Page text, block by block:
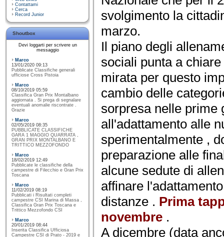
Contattami
Cerca
Record Junior
Shoutbox
Devi loggarti per scrivere un
messaggio
Marco
13/01/2020 09:13
Pubblicate Classifiche generali
ufficiose Cross Pistoia
Marco
08/10/2019 05:59
Classifica Gran Prix Montalbano
aggiornata . Si prega di segnalare
eventuali anomalie riscontrate .
Grazie
Marco
02/05/2019 08:35
PUBBLICATE CLASSIFICHE
GARA 1 MAGGIO QUARRATA ,
GRAN PRIX MONTALBANO E
TRITTICO MEZZOFONDO
Marco
18/02/2019 12:49
Pubblicate le classifiche della
campestre di Filecchio e Gran Prix
Toscana
Marco
11/02/2019 08:19
Pubblicati i Risultati completi
campestre CSI Marina di Massa ,
Classifica Gran Prix Toscana e
Trittico Mezzofondo CSI
Marco
20/01/2019 08:44
Inserita Classifica Ufficiosa
Campestre CSI di Prato - 2019 e
svolgimento la
marzo.
Il piano degli
sociali punta a
mirata per questo
cambio delle
sorpresa nelle prime
all'adattamento alle
sperimentalmente ,
preparazione alle
alcune sedute di
affinare
distanze . Prima
novembre .
A dicembre (data